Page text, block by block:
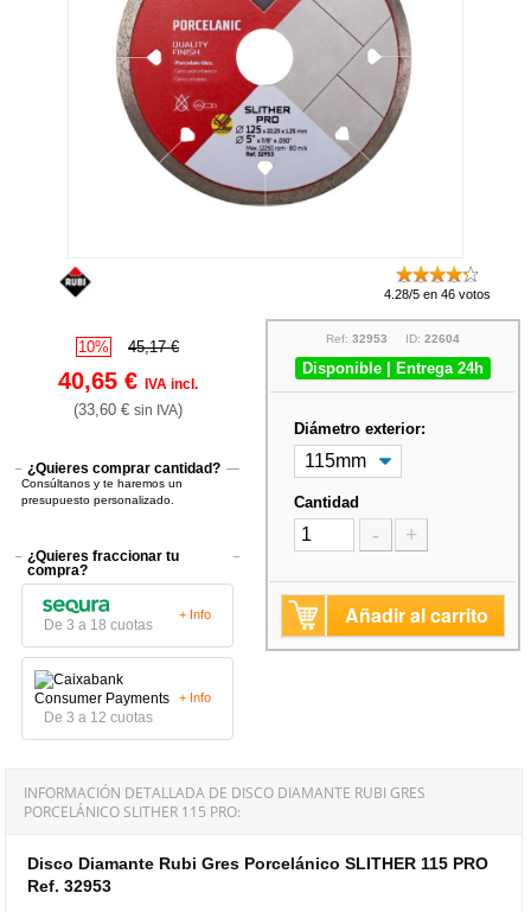
4.28/5 en 46 votos
10% 45,17 €
40,65 € IVA incl.
(33,60 € sin IVA)
¿Quieres comprar cantidad?
Consúltanos y te haremos un
presupuesto personalizado.
¿Quieres fraccionar tu
compra?
De 3 a 18 cuotas
+ Info
De 3 a 12 cuotas
+ Info
Ref: 32953 ID: 22604
Disponible | Entrega 24h
Diámetro exterior:
Cantidad
- +
Añadir al carrito
INFORMACIÓN DETALLADA DE DISCO DIAMANTE RUBI GRES
PORCELÁNICO SLITHER 115 PRO:
Disco Diamante Rubi Gres Porcelánico SLITHER 115 PRO
Ref. 32953